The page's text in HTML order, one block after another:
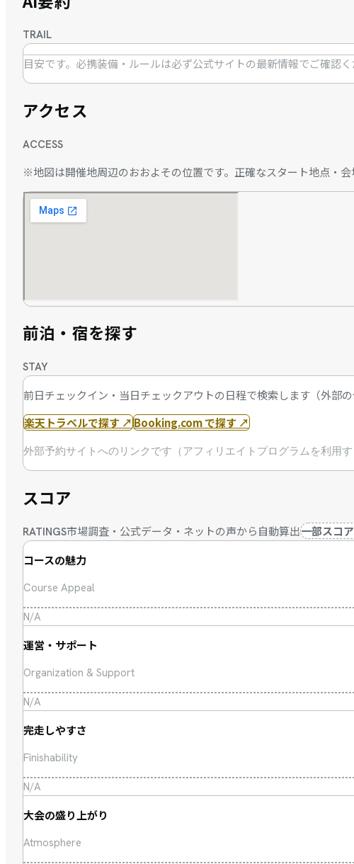
TRAIL
目安です。必携装備・ルールは必ず公式サイトの最新情報でご確認く
アクセス
ACCESS
※地図は開催地周辺のおおよその位置です。正確なスタート地点・会
前泊・宿を探す
STAY
前日チェックイン・当日チェックアウトの日程で検索します（外部の
楽天トラベルで探す ↗Booking.com で探す ↗
外部予約サイトへのリンクです（アフィリエイトプログラムを利用
スコア
RATINGS市場調査・公式データ・ネットの声から自動算出一部スコ
コースの魅力
Course Appeal
N/A
運営・サポート
Organization & Support
N/A
完走しやすさ
Finishability
N/A
大会の盛り上がり
Atmosphere